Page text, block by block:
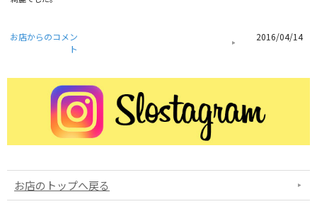
お店からのコメン
ト
2016/04/14
お店のトップへ戻る